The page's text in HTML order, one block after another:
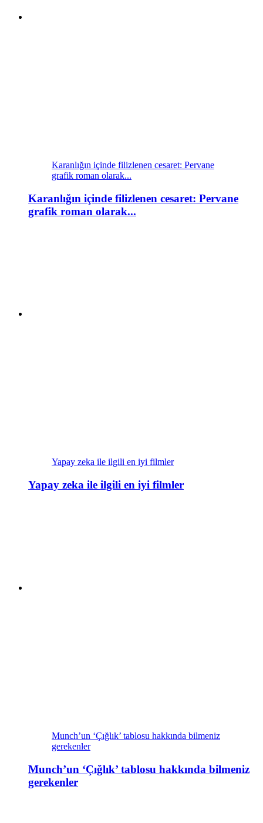
Karanlığın içinde filizlenen cesaret: Pervane
grafik roman olarak...
Karanlığın içinde filizlenen cesaret: Pervane
grafik roman olarak...
Yapay zeka ile ilgili en iyi filmler
Yapay zeka ile ilgili en iyi filmler
Munch’un ‘Çığlık’ tablosu hakkında bilmeniz
gerekenler
Munch’un ‘Çığlık’ tablosu hakkında bilmeniz
gerekenler